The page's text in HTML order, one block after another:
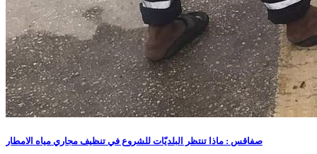
صفاقس : ماذا تنتظر البلديّات للشروع في تنظيف مجاري مياه الامطار